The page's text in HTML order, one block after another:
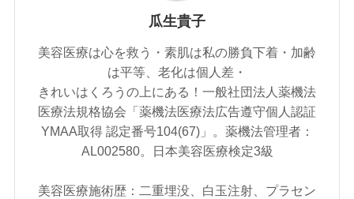
瓜生貴子
美容医療は心を救う・素肌は私の勝負下着・加齢
は平等、老化は個人差・
きれいはくろうの上にある！一般社団法人薬機法
医療法規格協会「薬機法医療法広告遵守個人認証
YMAA取得 認定番号104(67)」。薬機法管理者：
AL002580。日本美容医療検定3級
美容医療施術歴：二重埋没、白玉注射、プラセン